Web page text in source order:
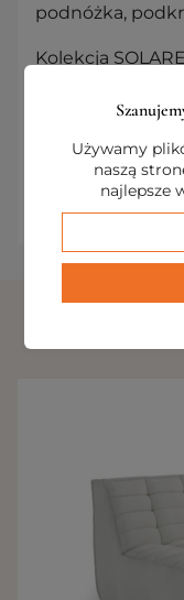
podnóżka,
Kolekcja
tworząc
łączą
dostosowując
domowników.
Używamy
naszą
najlepsze